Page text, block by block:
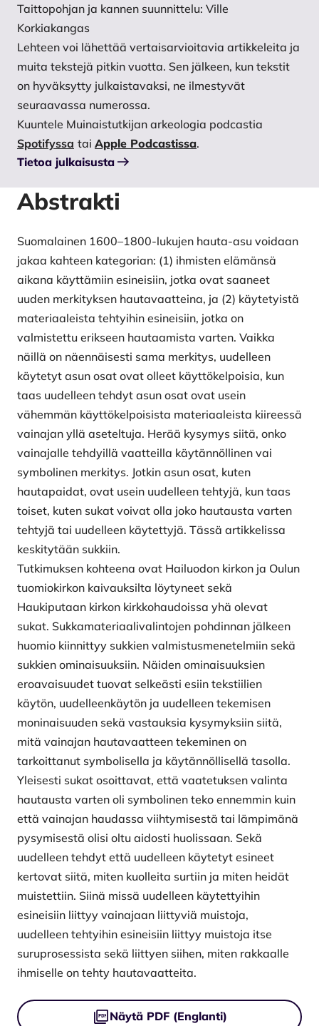
Taittopohjan ja kannen suunnittelu: Ville
Korkiakangas
Lehteen voi lähettää vertaisarvioitavia artikkeleita ja
muita tekstejä pitkin vuotta. Sen jälkeen, kun tekstit
on hyväksytty julkaistavaksi, ne ilmestyvät
seuraavassa numerossa.
Kuuntele Muinaistutkijan arkeologia podcastia
Spotifyssa tai Apple Podcastissa.
Tietoa julkaisusta
Abstrakti
Suomalainen 1600–1800-lukujen hauta-asu voidaan
jakaa kahteen kategorian: (1) ihmisten elämänsä
aikana käyttämiin esineisiin, jotka ovat saaneet
uuden merkityksen hautavaatteina, ja (2) käytetyistä
materiaaleista tehtyihin esineisiin, jotka on
valmistettu erikseen hautaamista varten. Vaikka
näillä on näennäisesti sama merkitys, uudelleen
käytetyt asun osat ovat olleet käyttökelpoisia, kun
taas uudelleen tehdyt asun osat ovat usein
vähemmän käyttökelpoisista materiaaleista kiireessä
vainajan yllä aseteltuja. Herää kysymys siitä, onko
vainajalle tehdyillä vaatteilla käytännöllinen vai
symbolinen merkitys. Jotkin asun osat, kuten
hautapaidat, ovat usein uudelleen tehtyjä, kun taas
toiset, kuten sukat voivat olla joko hautausta varten
tehtyjä tai uudelleen käytettyjä. Tässä artikkelissa
keskitytään sukkiin.
Tutkimuksen kohteena ovat Hailuodon kirkon ja Oulun
tuomiokirkon kaivauksilta löytyneet sekä
Haukiputaan kirkon kirkkohaudoissa yhä olevat
sukat. Sukkamateriaalivalintojen pohdinnan jälkeen
huomio kiinnittyy sukkien valmistusmenetelmiin sekä
sukkien ominaisuuksiin. Näiden ominaisuuksien
eroavaisuudet tuovat selkeästi esiin tekstiilien
käytön, uudelleenkäytön ja uudelleen tekemisen
moninaisuuden sekä vastauksia kysymyksiin siitä,
mitä vainajan hautavaatteen tekeminen on
tarkoittanut symbolisella ja käytännöllisellä tasolla.
Yleisesti sukat osoittavat, että vaatetuksen valinta
hautausta varten oli symbolinen teko ennemmin kuin
että vainajan haudassa viihtymisestä tai lämpimänä
pysymisestä olisi oltu aidosti huolissaan. Sekä
uudelleen tehdyt että uudelleen käytetyt esineet
kertovat siitä, miten kuolleita surtiin ja miten heidät
muistettiin. Siinä missä uudelleen käytettyihin
esineisiin liittyy vainajaan liittyviä muistoja,
uudelleen tehtyihin esineisiin liittyy muistoja itse
suruprosessista sekä liittyen siihen, miten rakkaalle
ihmiselle on tehty hautavaatteita.
Tiedostot
Näytä PDF (Englanti)